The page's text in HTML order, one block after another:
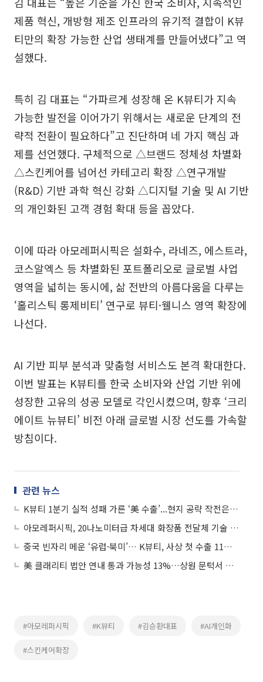
제품 혁신, 개방형 제조 인프라의 유기적 결합이 K뷰
티만의 확장 가능한 산업 생태계를 만들어냈다”고 역
설했다.
특히 김 대표는 “가파르게 성장해 온 K뷰티가 지속
가능한 발전을 이어가기 위해서는 새로운 단계의 전
략적 전환이 필요하다”고 진단하며 네 가지 핵심 과
제를 선언했다. 구체적으로 △브랜드 정체성 차별화
△스킨케어를 넘어선 카테고리 확장 △연구개발
(R&D) 기반 과학 혁신 강화 △디지털 기술 및 AI 기반
의 개인화된 고객 경험 확대 등을 꼽았다.
이에 따라 아모레퍼시픽은 설화수, 라네즈, 에스트라,
코스알엑스 등 차별화된 포트폴리오로 글로벌 사업
영역을 넓히는 동시에, 삶 전반의 아름다움을 다루는
‘홀리스틱 롱제비티’ 연구로 뷰티·웰니스 영역 확장에
나선다.
AI 기반 피부 분석과 맞춤형 서비스도 본격 확대한다.
이번 발표는 K뷰티를 한국 소비자와 산업 기반 위에
성장한 고유의 성공 모델로 각인시켰으며, 향후 ‘크리
에이트 뉴뷰티’ 비전 아래 글로벌 시장 선도를 가속할
방침이다.
관련 뉴스
K뷰티 1분기 실적 성패 가른 ‘美 수출’...현지 공략 작전은 ‘3사 3색’
아모레퍼시픽, 20나노미터급 차세대 화장품 전달체 기술 개발
중국 빈자리 메운 ‘유럽·북미’… K뷰티, 사상 첫 수출 11억달러 고지 밟았다
美 클래리티 법안 연내 통과 가능성 13%…상원 문턱서 제동
#아모레퍼시픽 #K뷰티 #김승환대표 #AI개인화
#스킨케어확장